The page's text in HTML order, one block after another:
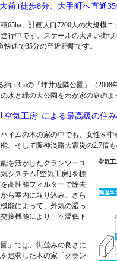
前｣徒歩8分、大手町へ直通
65ha、計画人口7200人の大規
行中です。スケールの大きい街
速で35分の至近距離です。
約5.3haの「坪井近隣公園」（
水と緑の大公園をわが家の庭のよ
空気工房｣による最高級の住
イムの木の家の中でも、女性を
、そして阪神淡路大震災の2.7倍
空気工
を活かしたグランツーユ
システム｢空気工房｣を標
高性能フィルターで除去
ら室内に取り込み、さら
能によって、外気の湿っ
換機能により、室温低下
』では、街並みの良さに
追求した木の家「グラン